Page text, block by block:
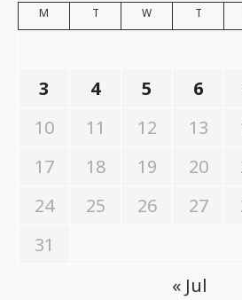
M T W T
3
4 5 6
10
11 12 13
17
18 19 20
24
25 26 27
31
« Jul